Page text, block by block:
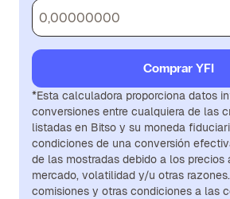
Comprar YFI
*Esta calculadora proporciona datos
conversiones entre cualquiera de las
listadas en Bitso y su moneda
condiciones de una conversión
de las mostradas debido a los precios
mercado, volatilidad y/u otras
comisiones y otras condiciones a las